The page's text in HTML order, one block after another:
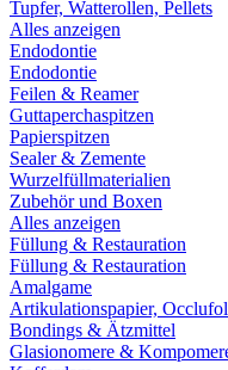
Tupfer, Watterollen, Pellets
Alles anzeigen
Endodontie
Endodontie
Feilen & Reamer
Guttaperchaspitzen
Papierspitzen
Sealer & Zemente
Wurzelfüllmaterialien
Zubehör und Boxen
Alles anzeigen
Füllung & Restauration
Füllung & Restauration
Amalgame
Artikulationspapier,
Bondings & Ätzmittel
Glasionomere &